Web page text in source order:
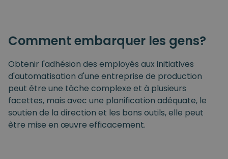
Comment embarquer les gens?
Obtenir l'adhésion des employés aux initiatives
d'automatisation d'une entreprise de production
peut être une tâche complexe et à plusieurs
facettes, mais avec une planification adéquate, le
soutien de la direction et les bons outils, elle peut
être mise en œuvre efficacement.